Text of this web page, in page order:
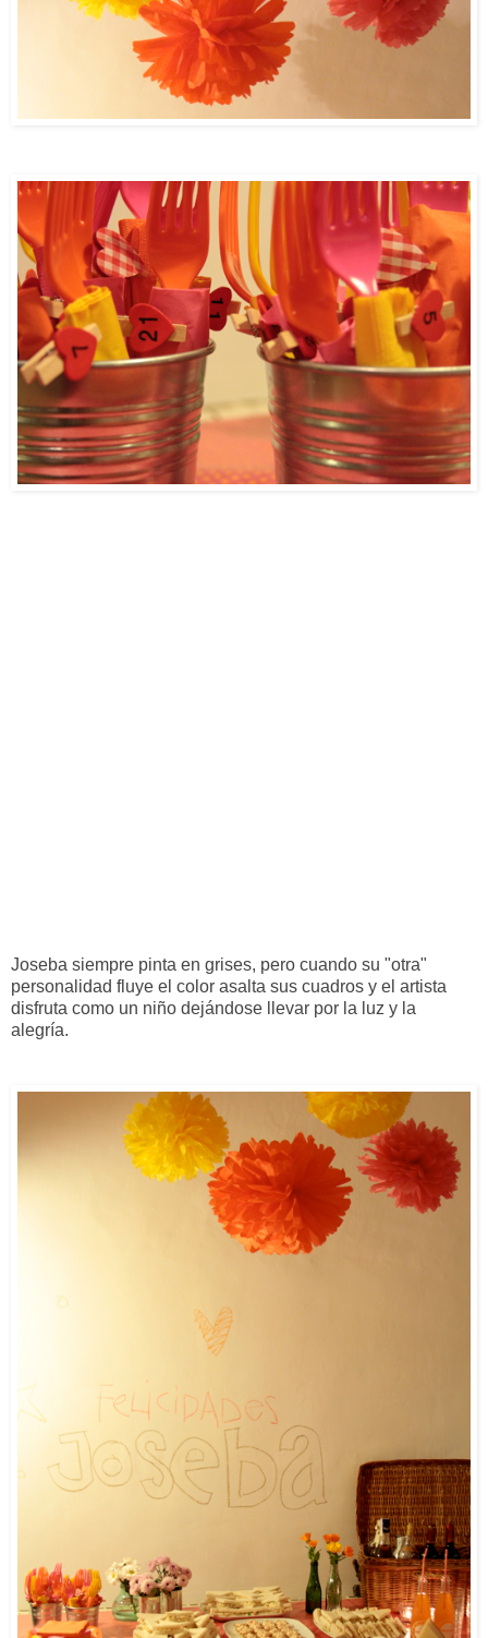
Joseba siempre pinta en grises, pero cuando su "otra"
personalidad fluye el color asalta sus cuadros y el artista
disfruta como un niño dejándose llevar por la luz y la
alegría.